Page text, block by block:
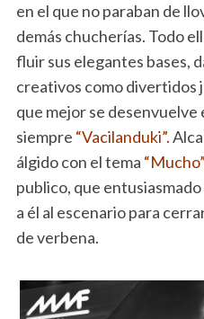
en el que no paraban de
demás chucherías. Todo
fluir sus elegantes bases,
creativos como divertidos
que mejor se desenvuelve
siempre “Vacilanduki”.
álgido con el tema
publico, que
a él al escenario para
de verbena.